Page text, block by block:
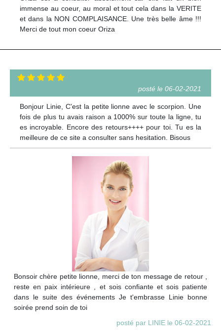
immense au coeur, au moral et tout cela dans la VERITE
et dans la NON COMPLAISANCE. Une très belle âme !!!
Merci de tout mon coeur Oriza
posté le 06-02-2021
Bonjour Linie, C'est la petite lionne avec le scorpion. Une
fois de plus tu avais raison a 1000% sur toute la ligne, tu
es incroyable. Encore des retours++++ pour toi. Tu es la
meilleure de ce site a consulter sans hesitation. Bisous
Bonsoir chère petite lionne, merci de ton message de retour ,
reste en paix intérieure , et sois confiante et sois patiente
dans le suite des événements Je t'embrasse Linie bonne
soirée prend soin de toi
posté par LINIE le 06-02-2021